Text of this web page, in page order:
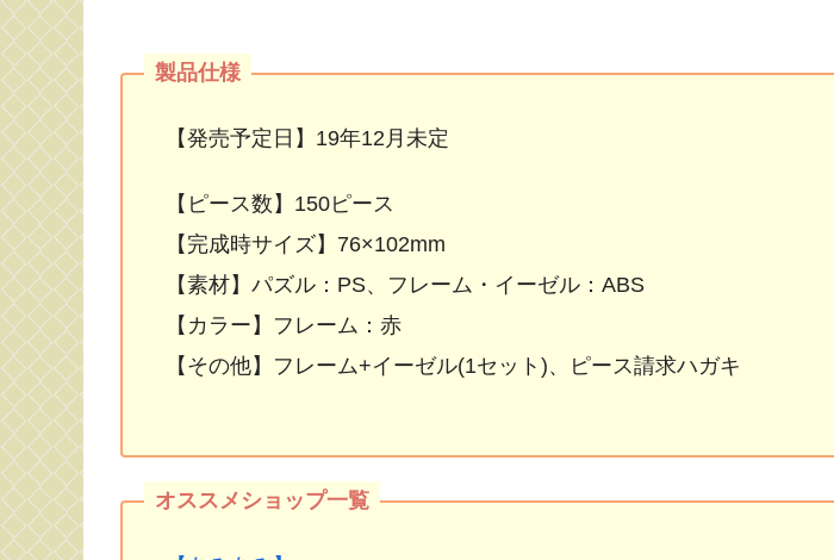
【発売予定日】19年12月未定
【ピース数】150ピース
【完成時サイズ】76×102mm
【素材】パズル：PS、フレーム・イーゼル：ABS
【カラー】フレーム：赤
【その他】フレーム+イーゼル(1セット)、ピース請求ハガキ